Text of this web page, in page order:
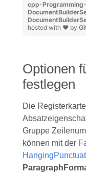
cpp-
hosted with ❤ by
Optionen
festlegen
Die
Gruppe
können mit der